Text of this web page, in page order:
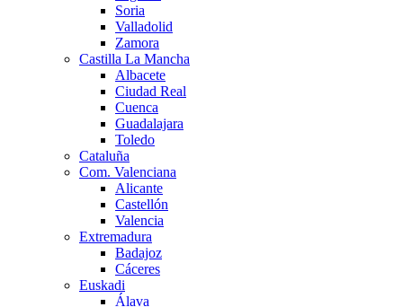
Soria
Valladolid
Zamora
Castilla La Mancha
Albacete
Ciudad Real
Cuenca
Guadalajara
Toledo
Cataluña
Com. Valenciana
Alicante
Castellón
Valencia
Extremadura
Badajoz
Cáceres
Euskadi
Álava